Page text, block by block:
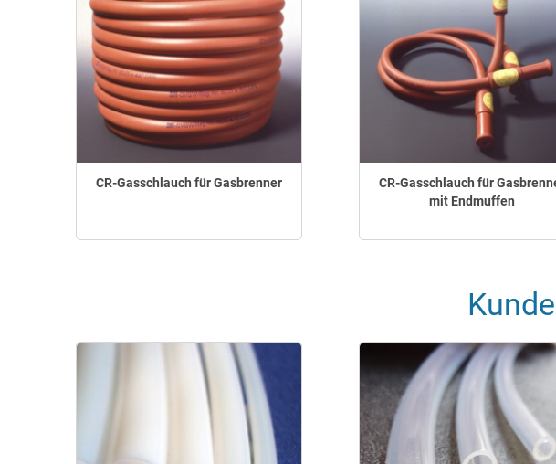
CR-Gasschlauch für Gasbrenner
CR-Gasschlauch für
mit Endmuffen